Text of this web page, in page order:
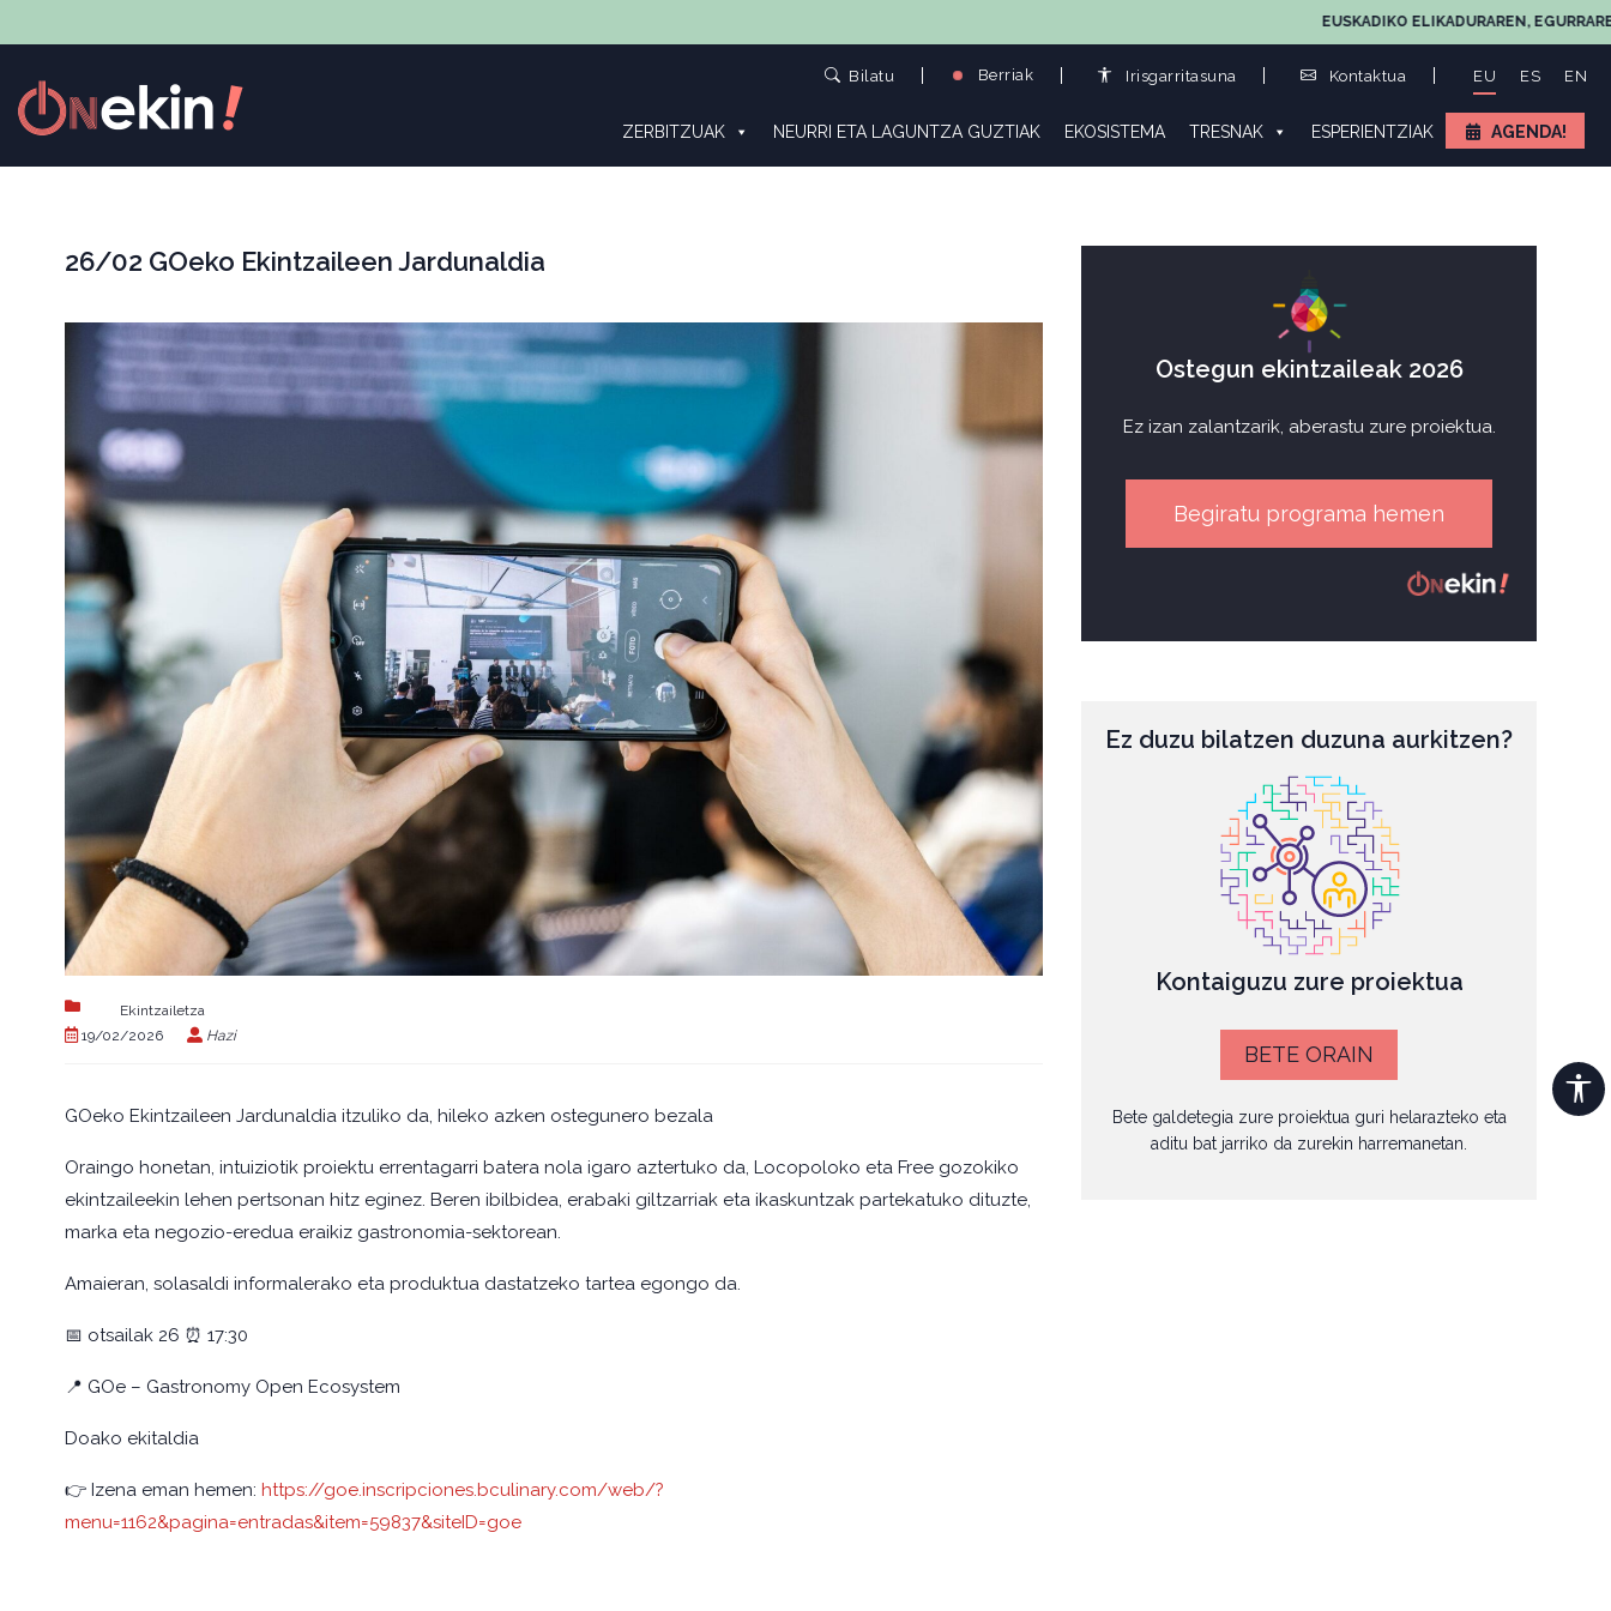
EUSKADIKO ELIKADURAREN, EGURRAREN
Bilatu Berriak Irisgarritasuna Kontaktua EU ES EN
ZERBITZUAK NEURRI ETA LAGUNTZA GUZTIAK EKOSISTEMA TRESNAK ESPERIENTZIAK AGENDA!
26/02 GOeko Ekintzaileen Jardunaldia
Ekintzailetza
19/02/2026
Hazi
GOeko Ekintzaileen Jardunaldia itzuliko da, hileko azken ostegunero bezala
Oraingo honetan, intuiziotik proiektu errentagarri batera nola igaro aztertuko da, Locopoloko eta Free gozokiko
ekintzaileekin lehen pertsonan hitz eginez. Beren ibilbidea, erabaki giltzarriak eta ikaskuntzak partekatuko dituzte,
marka eta negozio-eredua eraikiz gastronomia-sektorean.
Amaieran, solasaldi informalerako eta produktua dastatzeko tartea egongo da.
📅 otsailak 26 ⏰ 17:30
📍 GOe – Gastronomy Open Ecosystem
Doako ekitaldia
👉 Izena eman hemen: https://goe.inscripciones.bculinary.com/web/?
menu=1162&pagina=entradas&item=59837&siteID=goe
Ostegun ekintzaileak 2026
Ez izan zalantzarik, aberastu zure proiektua.
Begiratu programa hemen
Ez duzu bilatzen duzuna aurkitzen?
Kontaiguzu zure proiektua
BETE ORAIN
Bete galdetegia zure proiektua guri helarazteko eta
aditu bat jarriko da zurekin harremanetan.